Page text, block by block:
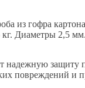
из гофра
Диаметры 2,5
надежную защиту
повреждений и